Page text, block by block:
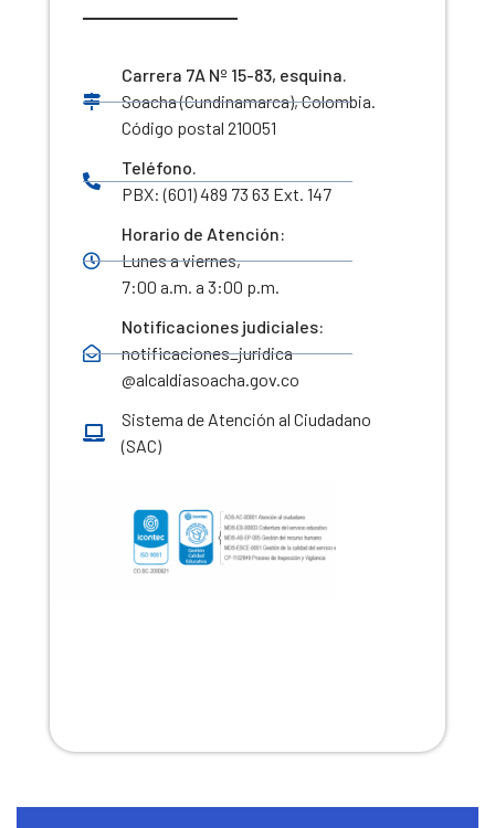
Carrera 7A Nº 15-83, esquina.
Soacha (Cundinamarca), Colombia.
Código postal 210051
Teléfono.
PBX: (601) 489 73 63 Ext. 147
Horario de Atención:
Lunes a viernes,
7:00 a.m. a 3:00 p.m.
Notificaciones judiciales:
notificaciones_juridica
@alcaldiasoacha.gov.co
Sistema de Atención al Ciudadano
(SAC)